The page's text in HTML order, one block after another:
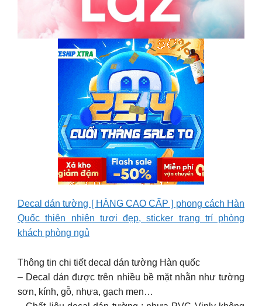
Decal dán tường [ HÀNG CAO CẤP ] phong cách Hàn
Quốc thiên nhiên tươi đẹp, sticker trang trí phòng
khách phòng ngủ
Thông tin chi tiết decal dán tường Hàn quốc
– Decal dán được trên nhiều bề mặt nhằn như tường
sơn, kính, gỗ, nhựa, gạch men…